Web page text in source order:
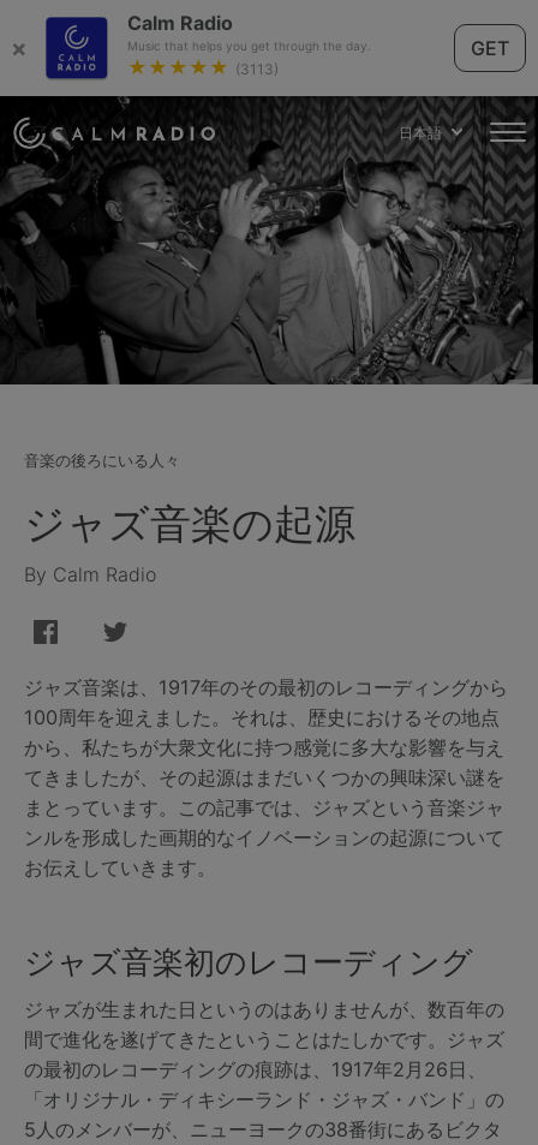
×
Calm Radio
Music that helps you get through the day.
★★★★★ (3113)
GET
日本語
音楽の後ろにいる人々
ジャズ音楽の起源
By Calm Radio
ジャズ音楽は、1917年のその最初のレコーディングから
100周年を迎えました。それは、歴史におけるその地点
から、私たちが大衆文化に持つ感覚に多大な影響を与え
てきましたが、その起源はまだいくつかの興味深い謎を
まとっています。この記事では、ジャズという音楽ジャ
ンルを形成した画期的なイノベーションの起源について
お伝えしていきます。
ジャズ音楽初のレコーディング
ジャズが生まれた日というのはありませんが、数百年の
間で進化を遂げてきたということはたしかです。ジャズ
の最初のレコーディングの痕跡は、1917年2月26日、
「オリジナル・ディキシーランド・ジャズ・バンド」の
5人のメンバーが、ニューヨークの38番街にあるビクタ